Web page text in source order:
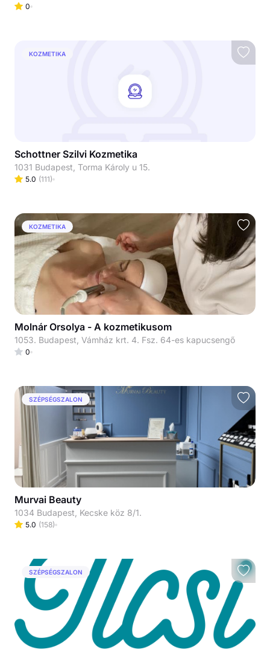
0
KOZMETIKA
Schottner Szilvi Kozmetika
1031 Budapest, Torma Károly u 15.
5.0 (111)
KOZMETIKA
Molnár Orsolya - A kozmetikusom
1053. Budapest, Vámház krt. 4. Fsz. 64-es kapucsengő
0
SZÉPSÉGSZALON
Murvai Beauty
1034 Budapest, Kecske köz 8/1.
5.0 (158)
SZÉPSÉGSZALON